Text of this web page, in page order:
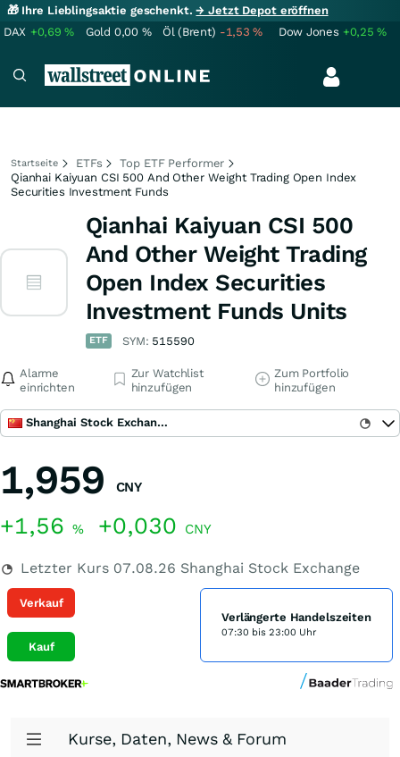
🎁 Ihre Lieblingsaktie geschenkt.→ Jetzt Depot eröffnen
DAX +0,69% Gold 0,00 % Öl (Brent) -1,53% Dow Jones +0,25%
Startseite ETFs
Top ETF Performer
Qianhai Kaiyuan CSI 500 And Other Weight Trading Open Index
Securities Investment Funds
Qianhai Kaiyuan CSI 500
And Other Weight Trading
Open Index Securities
Investment Funds Units
ETF SYM: 515590
Alarme
einrichten
Zur Watchlist
hinzufügen
Zum Portfolio
hinzufügen
Shanghai Stock Exchange
1,959 CNY
+1,56 % +0,030 CNY
Letzter Kurs 07.08.26 Shanghai Stock Exchange
Verkauf
Kauf
Verlängerte Handelszeiten
07:30 bis 23:00 Uhr
Kurse, Daten, News & Forum